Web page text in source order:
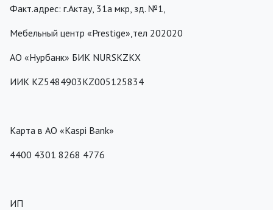
Факт.адрес: г.Актау, 31а мкр, зд. №1,
Мебельный центр «Prestige»,тел 202020
АО «Нурбанк» БИК NURSKZKХ
ИИК KZ5484903KZ005125834
Карта в АО «Kaspi Bank»
4400 4301 8268 4776
ИП